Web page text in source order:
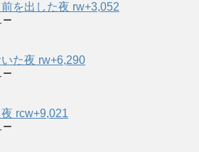
を出した夜 rw+3,052
ー
た夜 rw+6,290
ー
rcw+9,021
ー